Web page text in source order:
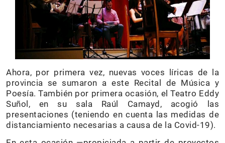
Ahora, por primera vez, nuevas voces líricas de la
provincia se sumaron a este Recital de Música y
Poesía. También por primera ocasión, el Teatro Eddy
Suñol, en su sala Raúl Camayd, acogió las
presentaciones (teniendo en cuenta las medidas de
distanciamiento necesarias a causa de la Covid-19).